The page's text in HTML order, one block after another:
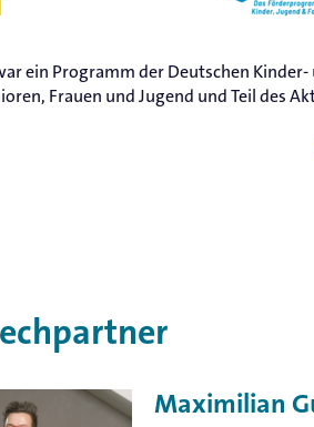
ein Programm der Deutschen
Frauen und Jugend und Teil des
Maximilian